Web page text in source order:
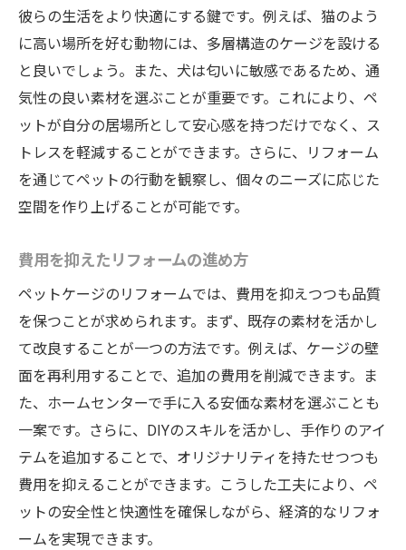
彼らの生活をより快適にする鍵です。例えば、猫のよう
に高い場所を好む動物には、多層構造のケージを設ける
と良いでしょう。また、犬は匂いに敏感であるため、通
気性の良い素材を選ぶことが重要です。これにより、ペ
ットが自分の居場所として安心感を持つだけでなく、ス
トレスを軽減することができます。さらに、リフォーム
を通じてペットの行動を観察し、個々のニーズに応じた
空間を作り上げることが可能です。
費用を抑えたリフォームの進め方
ペットケージのリフォームでは、費用を抑えつつも品質
を保つことが求められます。まず、既存の素材を活かし
て改良することが一つの方法です。例えば、ケージの壁
面を再利用することで、追加の費用を削減できます。ま
た、ホームセンターで手に入る安価な素材を選ぶことも
一案です。さらに、DIYのスキルを活かし、手作りのアイ
テムを追加することで、オリジナリティを持たせつつも
費用を抑えることができます。こうした工夫により、ペ
ットの安全性と快適性を確保しながら、経済的なリフォ
ームを実現できます。